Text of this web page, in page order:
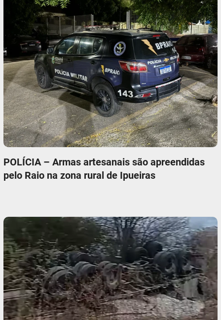
POLÍCIA – Armas artesanais são apreendidas
pelo Raio na zona rural de Ipueiras